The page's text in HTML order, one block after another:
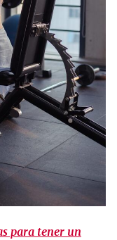
para tener un